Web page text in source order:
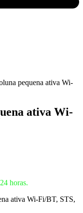
pequena ativa Wi-
ativa Wi-
horas.
ativa Wi-Fi/BT, STS,